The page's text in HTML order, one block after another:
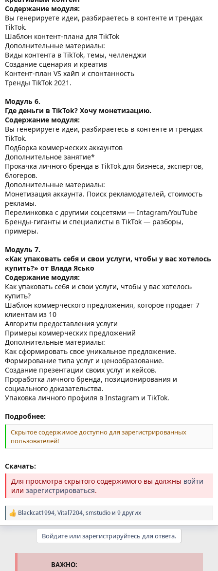
Содержание модуля:
Вы генерируете идеи, разбираетесь в контенте и трендах
TikTok.
Шаблон контент-плана для TikTok
Дополнительные материалы:
Виды контента в TikTok, темы, челленджи
Создание сценария и креатив
Контент-план VS хайп и спонтанность
Тренды TikTok 2021.
Модуль 6.
Где деньги в TikTok? Хочу монетизацию.
Содержание модуля:
Вы генерируете идеи, разбираетесь в контенте и трендах
TikTok.
Подборка коммерческих аккаунтов
Дополнительное занятие*
Прокачка личного бренда в TikTok для бизнеса, экспертов,
блогеров.
Дополнительные материалы:
Монетизация аккаунта. Поиск рекламодателей, стоимость
рекламы.
Перелинковка с другими соцсетями — Intagram/YouTube
Бренды-гиганты и специалисты в TikTok — разборы,
примеры.
Модуль 7.
«Как упаковать себя и свои услуги, чтобы у вас хотелось
купить?» от Влада Ясько
Содержание модуля:
Как упаковать себя и свои услуги, чтобы у вас хотелось
купить?
Шаблон коммерческого предложения, которое продает 7
клиентам из 10
Алгоритм предоставления услуги
Примеры коммерческих предложений
Дополнительные материалы:
Как сформировать свое уникальное предложение.
Формирование типа услуг и ценообразование.
Создание презентации своих услуг и кейсов.
Проработка личного бренда, позиционирования и
социального доказательства.
Упаковка личного профиля в Instagram и TikTok.
Подробнее:
Скрытое содержимое доступно для зарегистрированных
пользователей!
Скачать:
Для просмотра скрытого содержимого вы должны войти
или зарегистрироваться.
Р
е
Blackcat1994,Vital7204,smstudio и 9 других
Войдите или зарегистрируйтесь для ответа.
ВАЖНО: